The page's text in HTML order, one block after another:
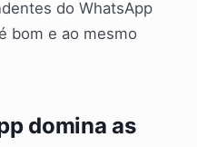
do WhatsApp
bom e ao mesmo
domina as